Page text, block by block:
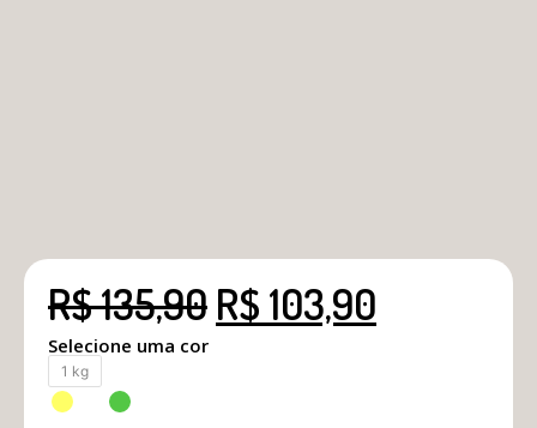
R$135,90 R$ 103,90
Selecione uma cor
1 kg